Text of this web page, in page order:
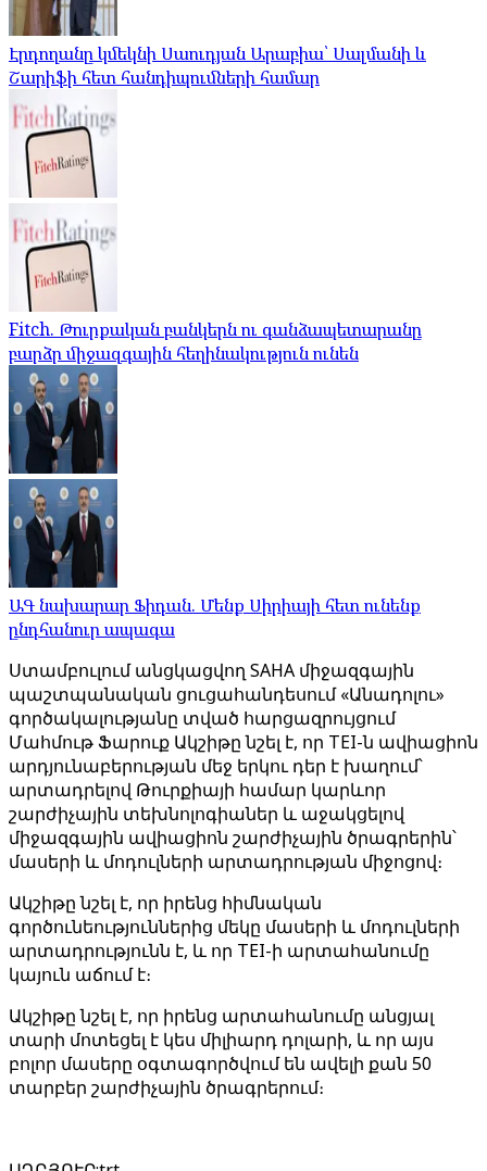
Էրդողանը կմեկնի Սաուդյան Արաբիա՝ Սալմանի և
Շարիֆի հետ հանդիպումների համար
Fitch. Թուրքական բանկերն ու գանձապետարանը
բարձր միջազգային հեղինակություն ունեն
ԱԳ նախարար Ֆիդան. Մենք Սիրիայի հետ ունենք
ընդհանուր ապագա
Ստամբուլում անցկացվող SAHA միջազգային
պաշտպանական ցուցահանդեսում «Անադոլու»
գործակալությանը տված հարցազրույցում
Մահմութ Ֆարուք Ակշիթը նշել է, որ TEI-ն ավիացիոն
արդյունաբերության մեջ երկու դեր է խաղում՝
արտադրելով Թուրքիայի համար կարևոր
շարժիչային տեխնոլոգիաներ և աջակցելով
միջազգային ավիացիոն շարժիչային ծրագրերին՝
մասերի և մոդուլների արտադրության միջոցով։
Ակշիթը նշել է, որ իրենց հիմնական
գործունեություններից մեկը մասերի և մոդուլների
արտադրությունն է, և որ TEI-ի արտահանումը
կայուն աճում է։
Ակշիթը նշել է, որ իրենց արտահանումը անցյալ
տարի մոտեցել է կես միլիարդ դոլարի, և որ այս
բոլոր մասերը օգտագործվում են ավելի քան 50
տարբեր շարժիչային ծրագրերում։